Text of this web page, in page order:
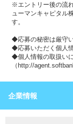
※エントリー後の流
ューマンキャピタル
す。
◆応募の秘密は厳守い
◆応募いただく個人
◆個人情報の取扱い
（http://
企業情報